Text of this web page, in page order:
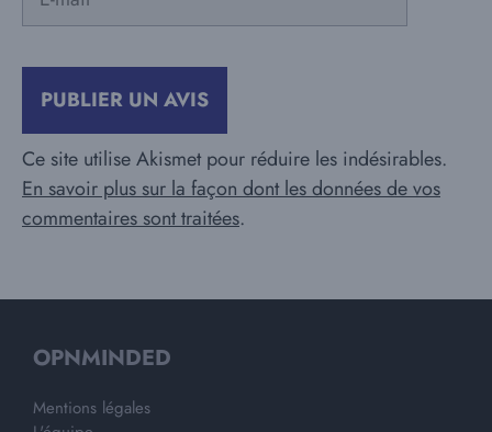
mail
Ce site utilise Akismet pour réduire les indésirables.
En savoir plus sur la façon dont les données de vos
commentaires sont traitées.
OPNMINDED
Mentions légales